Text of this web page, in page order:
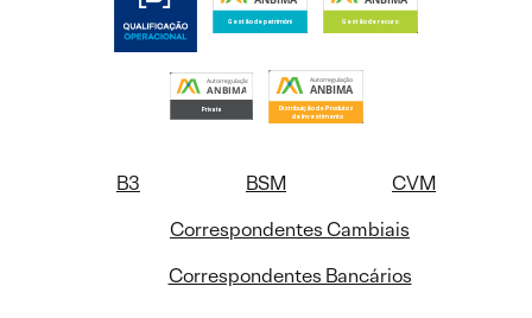
B3 BSM
CVM
Correspondentes Cambiais
Correspondentes Bancários